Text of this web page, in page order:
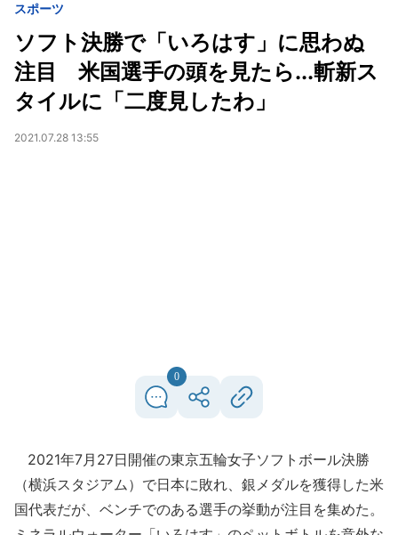
スポーツ
ソフト決勝で「いろはす」に思わぬ
注目 米国選手の頭を見たら...斬新ス
タイルに「二度見したわ」
2021.07.28 13:55
0
2021年7月27日開催の東京五輪女子ソフトボール決勝
（横浜スタジアム）で日本に敗れ、銀メダルを獲得した米
国代表だが、ベンチでのある選手の挙動が注目を集めた。